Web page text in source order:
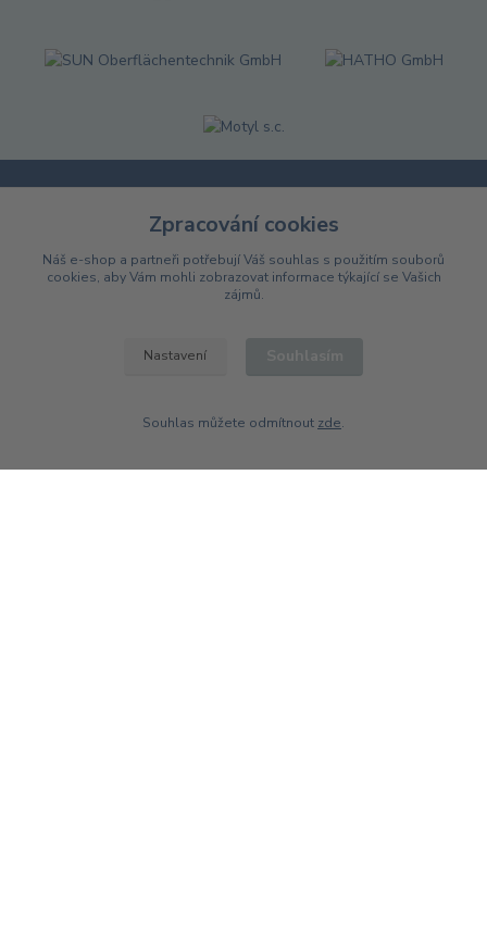
Informace pro zákazníky
Katalogy
Možnosti platby
Zpracování cookies
Náš e-shop a partneři potřebují Váš souhlas s použitím souborů
cookies, aby Vám mohli zobrazovat informace týkající se Vašich
zájmů.
Nastavení
Souhlas můžete odmítnout zde.